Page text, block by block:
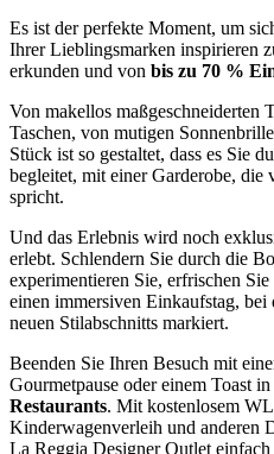
Es ist der perfekte Moment, um
Ihrer Lieblingsmarken inspirieren
erkunden und von bis zu 70 %
Von makellos maßgeschneiderten
Taschen, von mutigen
Stück ist so gestaltet, dass es Sie
begleitet, mit einer Garderobe, die
spricht.
Und das Erlebnis wird noch
erlebt. Schlendern Sie durch die
experimentieren Sie, erfrischen
einen immersiven Einkaufstag,
neuen Stilabschnitts markiert.
Beenden Sie Ihren Besuch mit
Gourmetpause oder einem Toast
Restaurants. Mit kostenlosem
Kinderwagenverleih und anderen
La Reggia Designer Outlet einfach